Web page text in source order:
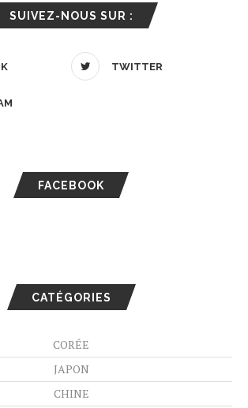
SUIVEZ-NOUS SUR :
TWITTER
FACEBOOK
CATÉGORIES
CORÉE
JAPON
CHINE